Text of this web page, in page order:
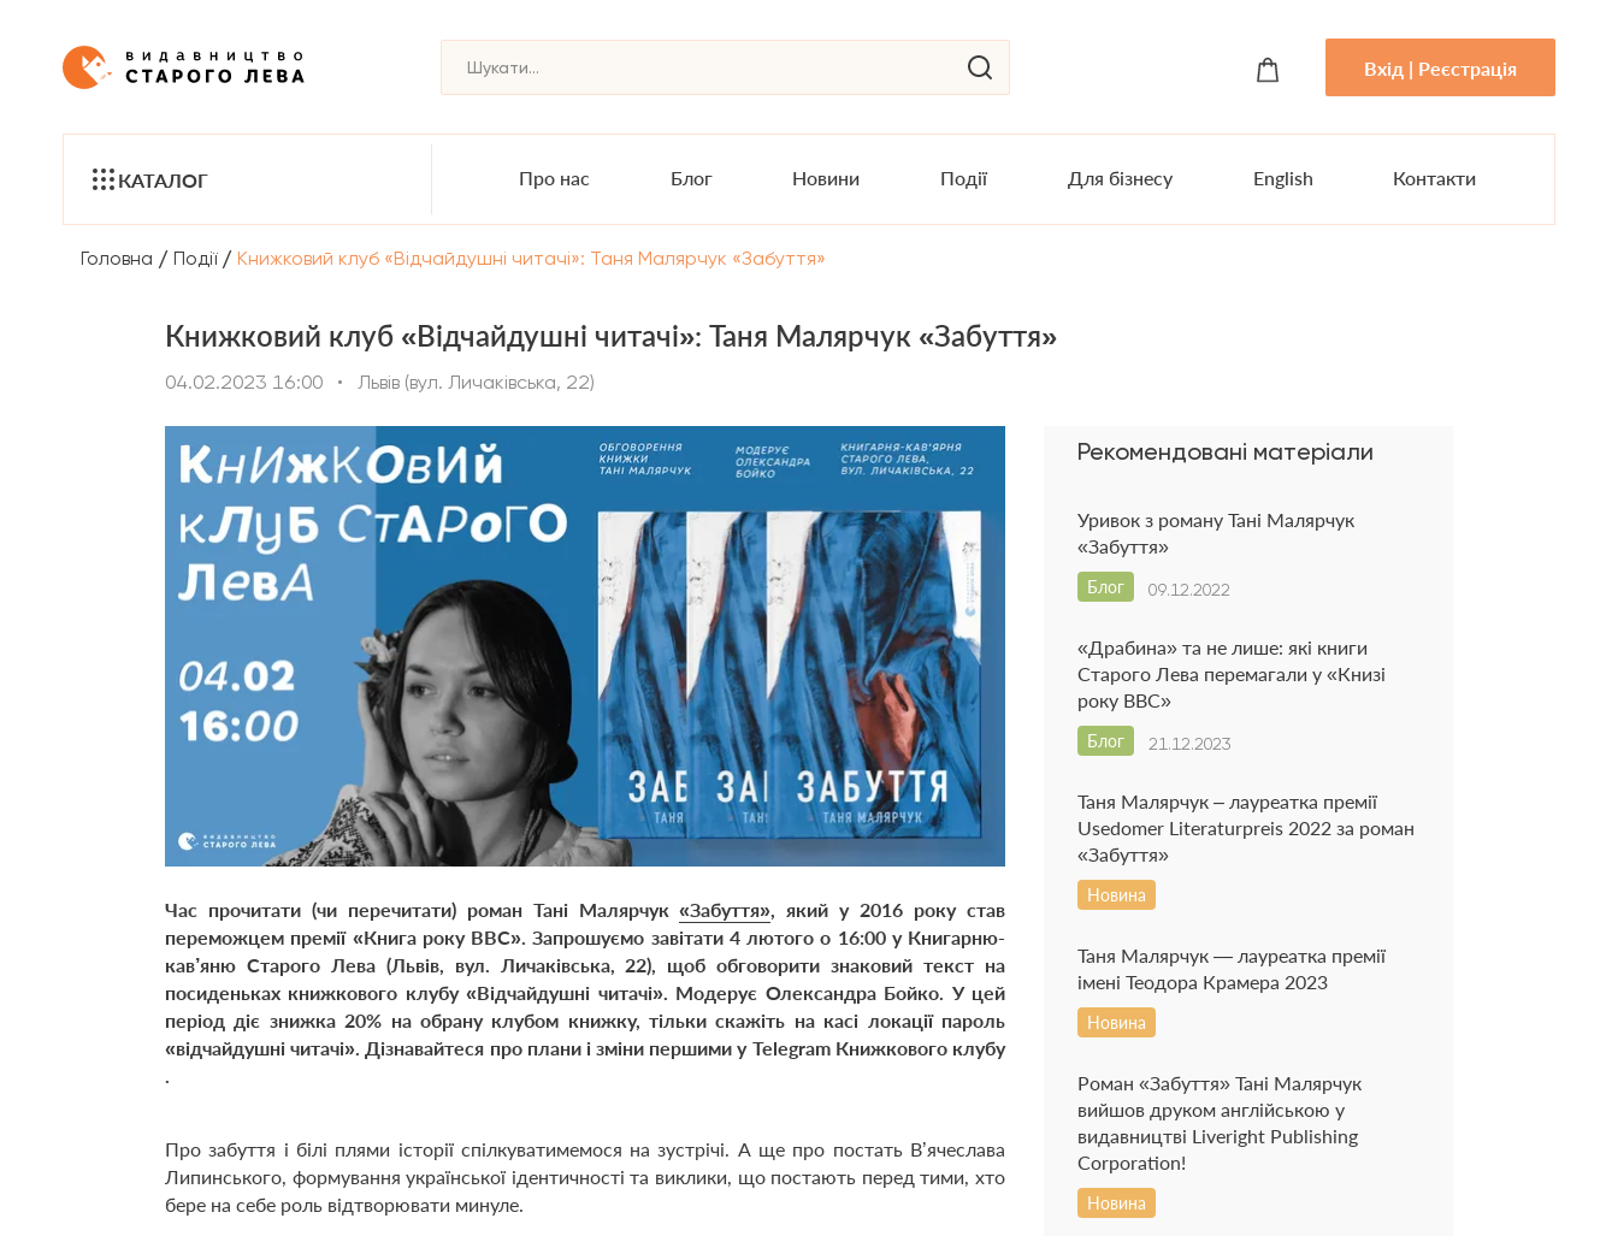
Вхід | Реєстрація
КАТАЛОГ Про нас Блог Новини Події Для бізнесу English Контакти
Головна / Події / Книжковий клуб «Відчайдушні читачі»: Таня Малярчук «Забуття»
Книжковий клуб «Відчайдушні читачі»: Таня Малярчук «Забуття»
04.02.2023 16:00 • Львів (вул. Личаківська, 22)
Час прочитати (чи перечитати) роман Тані Малярчук«Забуття», який у 2016 року став
переможцем премії «Книга року ВВС». Запрошуємо завітати 4 лютого о 16:00 у Книгарню-
кав’яню Старого Лева (Львів, вул. Личаківська, 22), щоб обговорити знаковий текст на
посиденьках книжкового клубу «Відчайдушні читачі». Модерує Олександра Бойко. У цей
період діє знижка 20% на обрану клубом книжку, тільки скажіть на касі локації пароль
«відчайдушні читачі». Дізнавайтеся про плани і зміни першими у Telegram Книжкового клубу
.
Про забуття і білі плями історії спілкуватимемося на зустрічі. А ще про постать В’ячеслава
Липинського, формування української ідентичності та виклики, що постають перед тими, хто
бере на себе роль відтворювати минуле.
Рекомендовані матеріали
Уривок з роману Тані Малярчук
«Забуття»
09.12.2022
Блог
«Драбина» та не лише: які книги
Старого Лева перемагали у «Книзі
року BBC»
21.12.2023
Блог
Таня Малярчук – лауреатка премії
Usedomer Literaturpreis 2022 за роман
«Забуття»
Новина
Таня Малярчук — лауреатка премії
імені Теодора Крамера 2023
Новина
Роман «Забуття» Тані Малярчук
вийшов друком англійською у
видавництві Liveright Publishing
Corporation!
Новина